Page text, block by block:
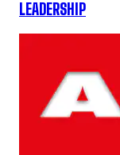
LEADERSHIP